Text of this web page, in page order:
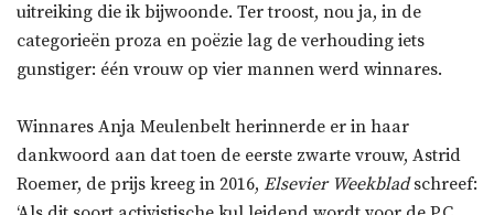
uitreiking die ik bijwoonde. Ter troost, nou ja, in de
categorieën proza en poëzie lag de verhouding iets
gunstiger: één vrouw op vier mannen werd winnares.
Winnares Anja Meulenbelt herinnerde er in haar
dankwoord aan dat toen de eerste zwarte vrouw, Astrid
Roemer, de prijs kreeg in 2016, Elsevier Weekbladschreef: